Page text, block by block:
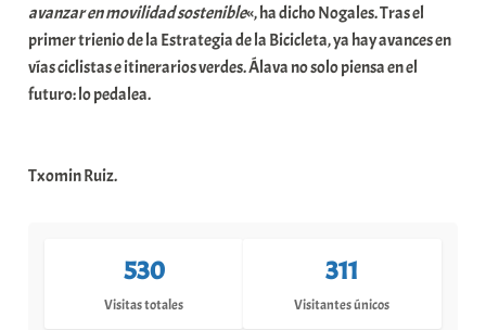
avanzar en movilidad sostenible«, ha dicho Nogales. Tras el
primer trienio de la Estrategia de la Bicicleta, ya hay avances en
vías ciclistas e itinerarios verdes. Álava no solo piensa en el
futuro: lo pedalea.
Txomin Ruiz.
530
Visitas totales
311
Visitantes únicos